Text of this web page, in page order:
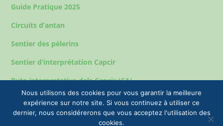
Guide Pratique 2025
Circuits d’antan
Sentier des pélerins
Sentier d’interprétation Capcir
Ruta interpretativa dels Capcir (CA)
Nous utilisons des cookies pour vous garantir la meilleure
expérience sur notre site. Si vous continuez à utiliser ce
dernier, nous considérerons que vous acceptez l'utilisation des
cookies.